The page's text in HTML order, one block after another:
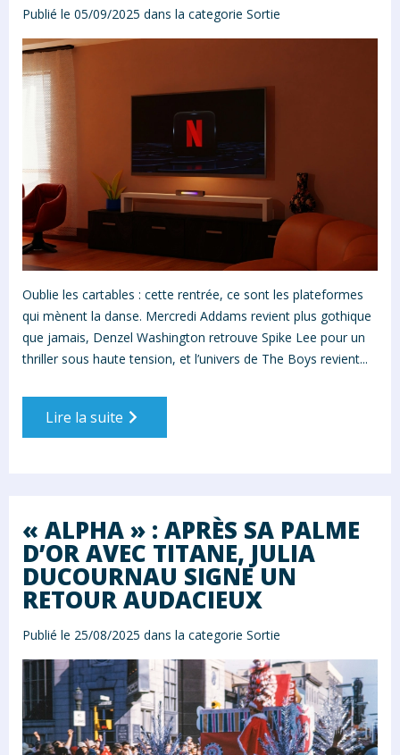
Publié le 05/09/2025 dans la categorie Sortie
Oublie les cartables : cette rentrée, ce sont les plateformes
qui mènent la danse. Mercredi Addams revient plus gothique
que jamais, Denzel Washington retrouve Spike Lee pour un
thriller sous haute tension, et l’univers de The Boys revient...
Lire la suite
« ALPHA » : APRÈS SA PALME
D’OR AVEC TITANE, JULIA
DUCOURNAU SIGNE UN
RETOUR AUDACIEUX
Publié le 25/08/2025 dans la categorie Sortie